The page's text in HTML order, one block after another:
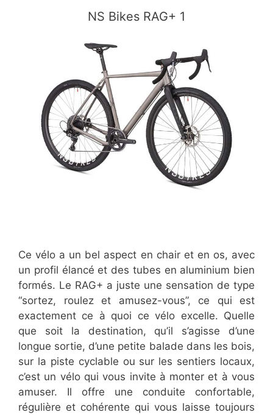
​NS Bikes RAG+ 1
Ce vélo a un bel aspect en chair et en os, avec
un profil élancé et des tubes en aluminium bien
formés. Le RAG+ a juste une sensation de type
“sortez, roulez et amusez-vous”, ce qui est
exactement ce à quoi ce vélo excelle. Quelle
que soit la destination, qu’il s’agisse d’une
longue sortie, d’une petite balade dans les bois,
sur la piste cyclable ou sur les sentiers locaux,
c’est un vélo qui vous invite à monter et à vous
amuser. Il offre une conduite confortable,
régulière et cohérente qui vous laisse toujours